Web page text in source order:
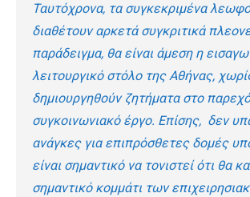
Ταυτόχρονα, τα συγκεκριμένα
διαθέτουν αρκετά συγκριτικά
παράδειγμα, θα είναι άμεση η
λειτουργικό στόλο της Αθήνας,
δημιουργηθούν ζητήματα στο
συγκοινωνιακό έργο. Επίσης, δεν
ανάγκες για επιπρόσθετες δομές
είναι σημαντικό να τονιστεί ότι θα
σημαντικό κομμάτι των